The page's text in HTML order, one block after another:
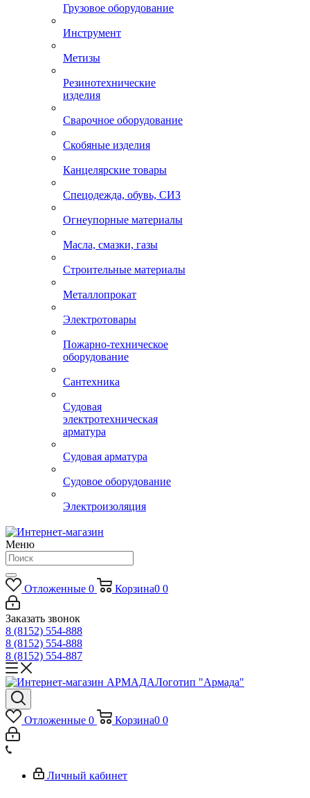
Грузовое оборудование
Инструмент
Метизы
Резинотехнические
изделия
Сварочное оборудование
Скобяные изделия
Канцелярские товары
Спецодежда, обувь, СИЗ
Огнеупорные материалы
Масла, смазки, газы
Строительные материалы
Металлопрокат
Электротовары
Пожарно-техническое
оборудование
Сантехника
Судовая
электротехническая
арматура
Судовая арматура
Судовое оборудование
Электроизоляция
Меню
Отложенные 0 Корзина0 0
Заказать звонок
8 (8152) 554-888
8 (8152) 554-888
8 (8152) 554-887
Логотип "Армада"
Отложенные 0 Корзина0 0
Личный кабинет